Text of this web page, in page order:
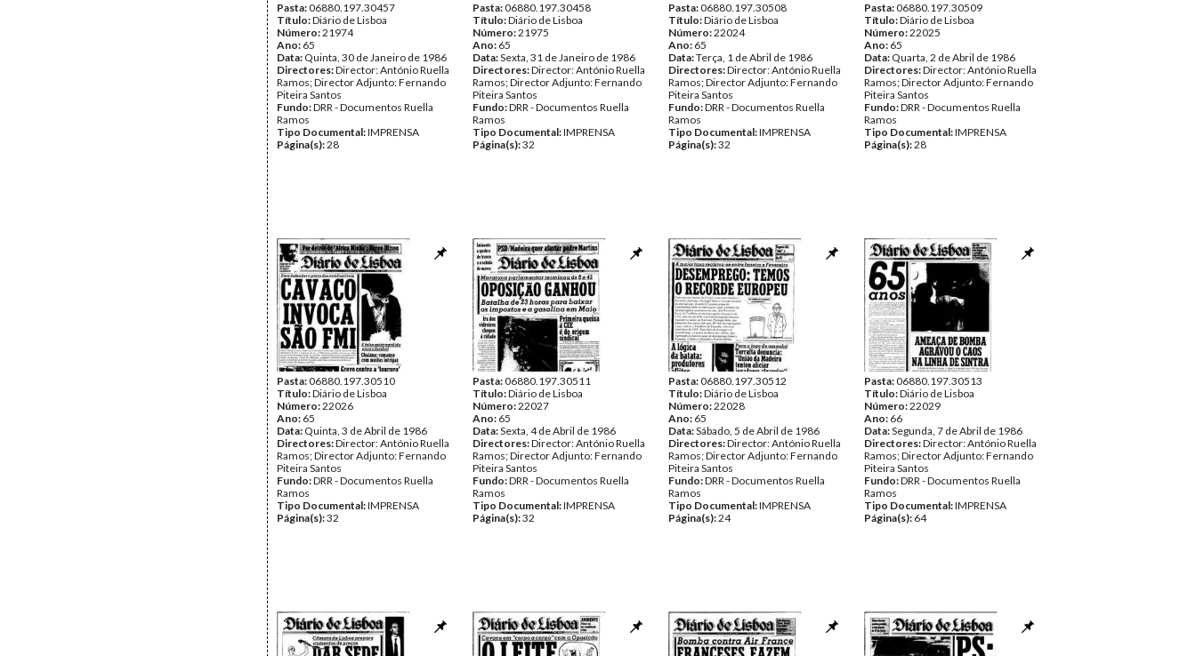
Pasta:06880.197.30457
Título:Diário de Lisboa
Número:21974
Ano: 65
Data: Quinta, 30 de Janeiro de 1986
Directores:Director: António Ruella
Ramos; Director Adjunto: Fernando
Piteira Santos
Fundo:DRR - Documentos Ruella
Ramos
Tipo Documental:IMPRENSA
Página(s):28
Pasta:06880.197.30458
Título:Diário de Lisboa
Número:21975
Ano: 65
Data:Sexta, 31 de Janeiro de 1986
Directores:Director: António Ruella
Ramos; Director Adjunto: Fernando
Piteira Santos
Fundo:DRR - Documentos Ruella
Ramos
Tipo Documental:IMPRENSA
Página(s):32
Pasta:06880.197.30508
Título:Diário de Lisboa
Número:22024
Ano: 65
Data:Terça, 1 de Abril de 1986
Directores:Director: António Ruella
Ramos; Director Adjunto: Fernando
Piteira Santos
Fundo:DRR - Documentos Ruella
Ramos
Tipo Documental:IMPRENSA
Página(s):32
Pasta:06880.197.30509
Título:Diário de Lisboa
Número:22025
Ano: 65
Data: Quarta, 2 de Abril de 1986
Directores:Director: António Ruella
Ramos; Director Adjunto: Fernando
Piteira Santos
Fundo:DRR - Documentos Ruella
Ramos
Tipo Documental:IMPRENSA
Página(s):28
Pasta:06880.197.30510
Título:Diário de Lisboa
Número:22026
Ano: 65
Data: Quinta, 3 de Abril de 1986
Directores:Director: António Ruella
Ramos; Director Adjunto: Fernando
Piteira Santos
Fundo:DRR - Documentos Ruella
Ramos
Tipo Documental:IMPRENSA
Página(s):32
Pasta:06880.197.30511
Título:Diário de Lisboa
Número:22027
Ano: 65
Data:Sexta, 4 de Abril de 1986
Directores:Director: António Ruella
Ramos; Director Adjunto: Fernando
Piteira Santos
Fundo:DRR - Documentos Ruella
Ramos
Tipo Documental:IMPRENSA
Página(s):32
Pasta:06880.197.30512
Título:Diário de Lisboa
Número:22028
Ano: 65
Data:Sábado, 5 de Abril de 1986
Directores:Director: António Ruella
Ramos; Director Adjunto: Fernando
Piteira Santos
Fundo:DRR - Documentos Ruella
Ramos
Tipo Documental:IMPRENSA
Página(s):24
Pasta:06880.197.30513
Título:Diário de Lisboa
Número:22029
Ano: 66
Data:Segunda, 7 de Abril de 1986
Directores:Director: António Ruella
Ramos; Director Adjunto: Fernando
Piteira Santos
Fundo:DRR - Documentos Ruella
Ramos
Tipo Documental:IMPRENSA
Página(s): 64